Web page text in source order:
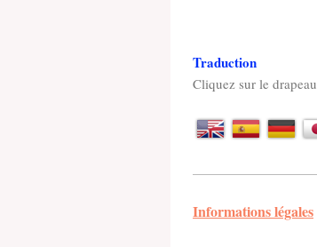
Traduction
Cliquez sur le drapeau
Informations légales